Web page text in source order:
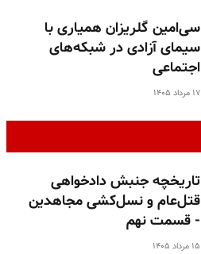
سی‌امین گلریزان همیاری با
سیمای آزادی در شبکه‌های
اجتماعی
۱۷ مرداد ۱۴۰۵
تاریخچه جنبش دادخواهی
قتل‌عام و نسل‌کشی مجاهدین
- قسمت نهم
۱۵ مرداد ۱۴۰۵